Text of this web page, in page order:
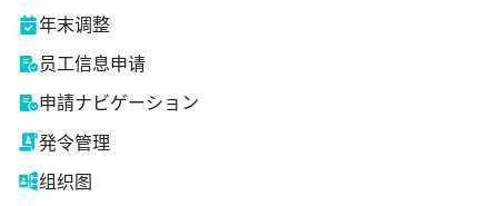
年末调整
员工信息申请
申請ナビゲーション
発令管理
组织图